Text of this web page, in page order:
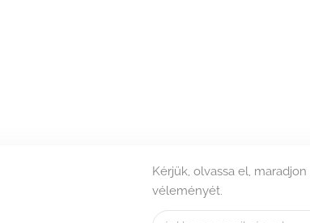
Kérjük, olvassa el,
véleményét.